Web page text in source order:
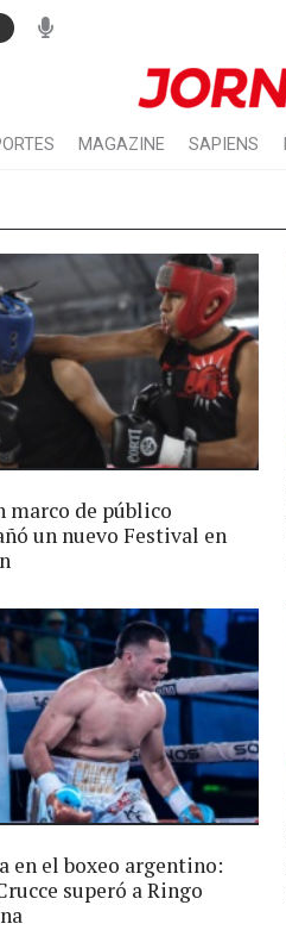
MAGAZINE SAPIENS
marco de público
un nuevo Festival en
en el boxeo argentino:
superó a Ringo